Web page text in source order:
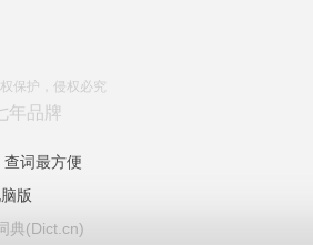
保护，侵权必究
年品牌
词最方便
版
典(Dict.cn)